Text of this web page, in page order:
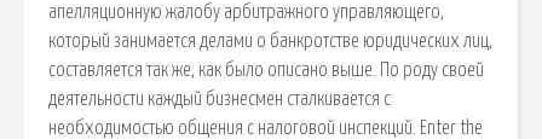
апелляционную жалобу арбитражного управляющего,
который занимается делами о банкротстве юридических лиц,
составляется так же, как было описано выше. По роду своей
деятельности каждый бизнесмен сталкивается с
необходимостью общения с налоговой инспекций. Enter the